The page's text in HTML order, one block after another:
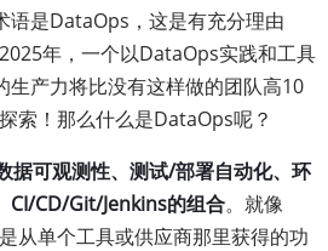
语是DataOps，这是有充分理由
年，一个以DataOps实践和工具
生产力将比没有这样做的团队高10
索！那么什么是DataOps呢？
据可观测性、测试/部署自动化、环
CI/CD/Git/Jenkins的组合。就像
从单个工具或供应商那里获得的功